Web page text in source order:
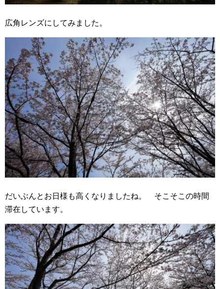
広角レンズにしてみました。
だいぶんとお日様も高くなりましたね。 そこそこの時間
滞在しています。